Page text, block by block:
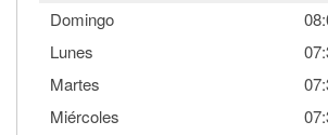
Domingo
Lunes
Martes
Miércoles